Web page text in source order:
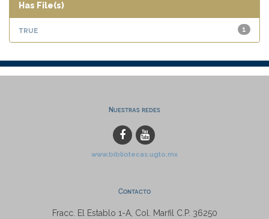
Has File(s)
1
true
Nuestras redes
www.bibliotecas.ugto.mx
Contacto
Fracc. El Establo 1-A, Col. Marfil C.P. 36250